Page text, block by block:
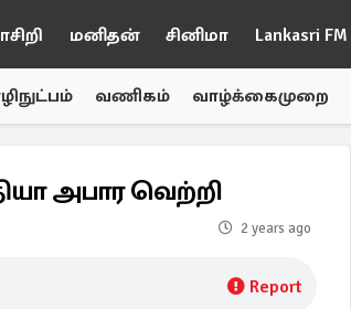
மனிதன் சினிமா Lankasri FM
வணிகம் வாழ்க்கைமுறை
அபார வெற்றி
2 years ago
Report